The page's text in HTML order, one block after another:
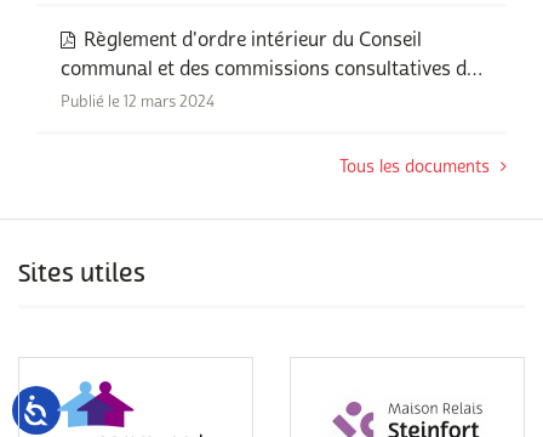
Règlement d'ordre intérieur du Conseil
communal et des commissions consultatives de
la commune
Publié le 12 mars 2024
Tous les documents
Sites utiles